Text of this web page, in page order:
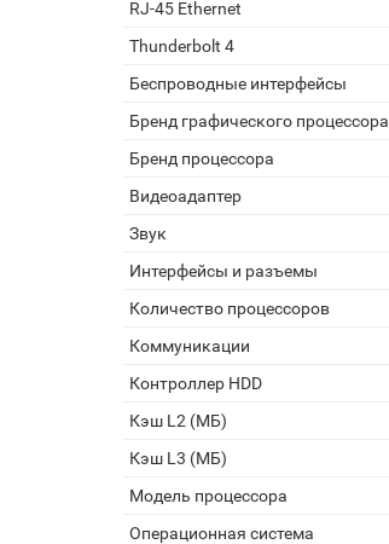
RJ-45 Ethernet
Thunderbolt 4
Беспроводные интерфейсы
Бренд графического процессора
Бренд процессора
Видеоадаптер
Звук
Интерфейсы и разъемы
Количество процессоров
Коммуникации
Контроллер HDD
Кэш L2 (МБ)
Кэш L3 (МБ)
Модель процессора
Операционная система